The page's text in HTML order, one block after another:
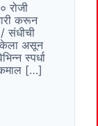
रोजी
करून
/ संधीची
केला असून
स्पर्धा
कमाल […]